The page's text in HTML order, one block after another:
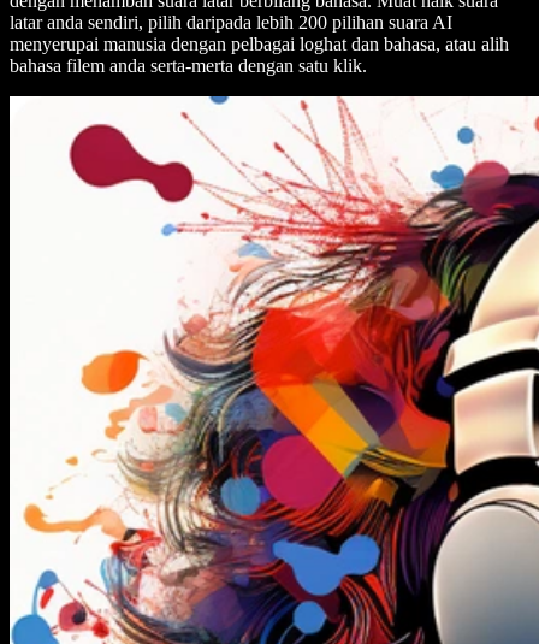
latar anda sendiri, pilih daripada lebih 200 pilihan suara AI
menyerupai manusia dengan pelbagai loghat dan bahasa, atau alih
bahasa filem anda serta-merta dengan satu klik.